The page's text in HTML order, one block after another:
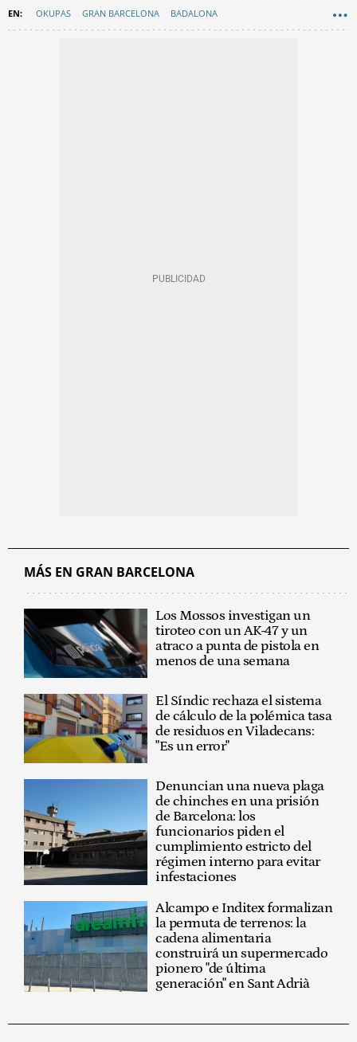
OKUPAS GRAN BARCELONA BADALONA
MÁS EN GRAN BARCELONA
Los Mossos investigan un
tiroteo con un AK-47 y un
atraco a punta de pistola en
menos de una semana
El Síndic rechaza el sistema
de cálculo de la polémica tasa
de residuos en Viladecans:
"Es un error"
Denuncian una nueva plaga
de chinches en una prisión
de Barcelona: los
funcionarios piden el
cumplimiento estricto del
régimen interno para evitar
infestaciones
Alcampo e Inditex formalizan
la permuta de terrenos: la
cadena alimentaria
construirá un supermercado
pionero "de última
generación" en Sant Adrià